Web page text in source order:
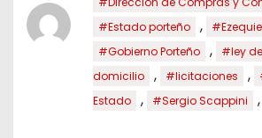
#Estado porteño ,
#Gobierno Porteño ,
#ley
domicilio
, #licitaciones ,
Estado
, #Sergio Scappini ,